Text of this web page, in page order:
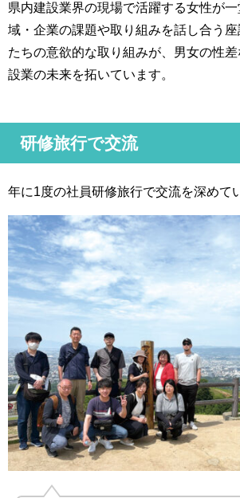
県内建設業界の現場で活躍する女性が
域・企業の課題や取り組みを話し合う
たちの意欲的な取り組みが、男女の性
設業の未来を拓いています。
研修旅行で交流
年に1度の社員研修旅行で交流を深めて